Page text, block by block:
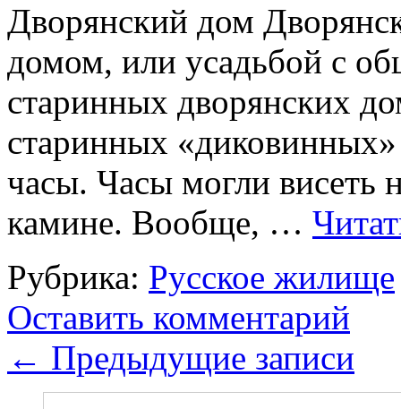
Дворянский дом
домом, или усадьбой с
старинных дворянских
старинных
часы. Часы могли висеть
камине. Вообще, …
Рубрика: Русское жилище
Оставить комментарий
← Предыдущие записи